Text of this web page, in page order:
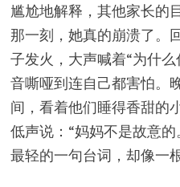
尴尬地解释，其他家长的
那一刻，她真的崩溃了。
子发火，大声喊着“为什
音嘶哑到连自己都害怕。
间，看着他们睡得香甜的
低声说：“妈妈不是故意
最轻的一句台词，却像一